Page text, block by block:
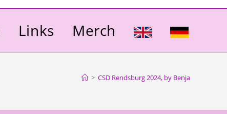
Links Merch
> CSD Rendsburg 2024, by Benja